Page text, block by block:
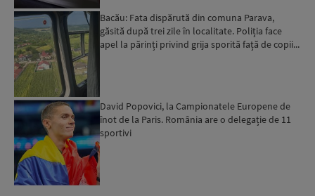
Bacău: Fata dispărută din comuna Parava,
găsită după trei zile în localitate. Poliția face
apel la părinți privind grija sporită față de copii...
David Popovici, la Campionatele Europene de
înot de la Paris. România are o delegație de 11
sportivi